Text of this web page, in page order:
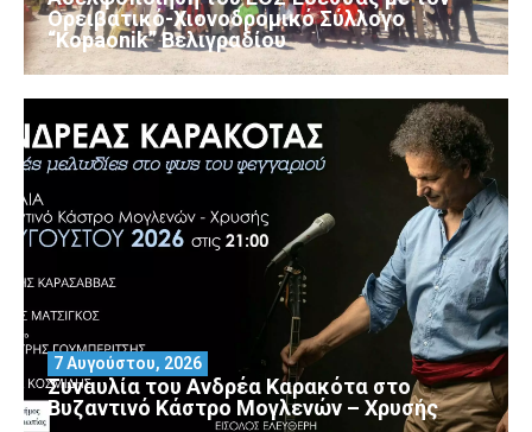
Ορειβατικό-Χιονοδρομικό Σύλλογο
“Kopaonik” Βελιγραδίου
Συναυλία του Ανδρέα Καρακότα στο
Βυζαντινό Κάστρο Μογλενών – Χρυσής
7 Αυγούστου, 2026